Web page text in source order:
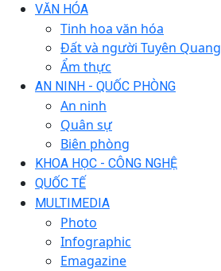
VĂN HÓA
Tinh hoa văn hóa
Đất và người Tuyên Quang
Ẩm thực
AN NINH - QUỐC PHÒNG
An ninh
Quân sự
Biên phòng
KHOA HỌC - CÔNG NGHỆ
QUỐC TẾ
MULTIMEDIA
Photo
Infographic
Emagazine